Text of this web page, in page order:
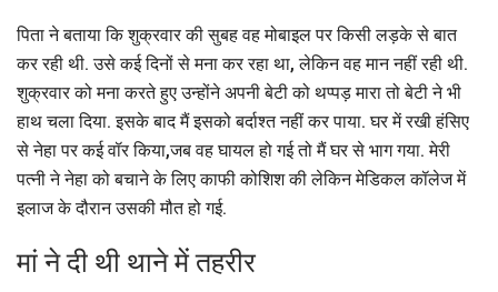
पिता ने बताया कि शुक्रवार की सुबह वह मोबाइल पर किसी लड़के से बात
कर रही थी. उसे कई दिनों से मना कर रहा था, लेकिन वह मान नहीं रही थी.
शुक्रवार को मना करते हुए उन्होंने अपनी बेटी को थप्पड़ मारा तो बेटी ने भी
हाथ चला दिया. इसके बाद मैं इसको बर्दाश्त नहीं कर पाया. घर में रखी हंसिए
से नेहा पर कई वॉर किया,जब वह घायल हो गई तो मैं घर से भाग गया. मेरी
पत्नी ने नेहा को बचाने के लिए काफी कोशिश की लेकिन मेडिकल कॉलेज में
इलाज के दौरान उसकी मौत हो गई.
मां ने दी थी थाने में तहरीर